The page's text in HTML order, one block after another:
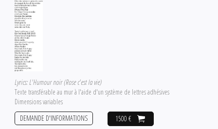
Lyrics: L'Humour noir (Rose c'est la vie)
Texte transférable au mur à l'aide d'un système de lettres adhésives
Dimensions variables
1500 €
DEMANDE D'INFORMATIONS